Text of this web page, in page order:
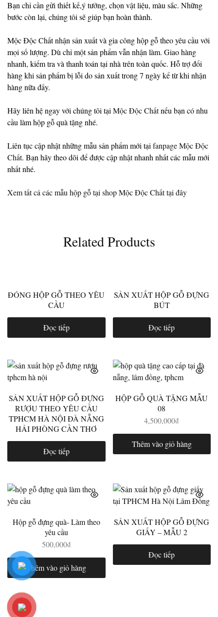
Bạn chỉ cần gửi thiết kế,ý tưởng, chọn vật liệu, màu sắc. Những
bước còn lại, chúng tôi sẽ giúp bạn hoàn thành.
Mộc Độc Chất nhận sản xuất và gia công hộp gỗ theo yêu cầu với
mọi số lượng. Dù chỉ một sản phẩm vẫn nhận làm. Giao hàng
nhanh, kiểm tra và thanh toán tại nhà trên toàn quốc. Hỗ trợ đổi
hàng khi sản phẩm bị lỗi do sản xuất trong 7 ngày kể từ khi nhận
hàng nữa đấy.
Hãy liên hệ ngay với chúng tôi tạiMộc Độc Chấtnếu bạn có nhu
cầu làm hộp gỗ quà tặng nhé.
Liên tục cập nhật những mẫu sản phẩm mới tạifanpage Mộc Độc
Chất. Bạn hãy theo dõi để được cập nhật nhanh nhất các mẫu mới
nhất nhé.
Xem tất cả các mẫu hộp gỗ tại shop Mộc Độc Chất tại đây
Related Products
ĐÓNG HỘP GỖ THEO YÊU
CẦU
Đọc tiếp
SẢN XUẤT HỘP GỖ ĐỰNG
BÚT
Đọc tiếp
SẢN XUẤT HỘP GỖ ĐỰNG
RƯỢU THEO YÊU CẦU
TPHCM HÀ NỘI ĐÀ NẴNG
HẢI PHÒNG CẦN THƠ
Đọc tiếp
HỘP GỖ QUÀ TẶNG MẪU
08
4,500,000₫
Thêm vào giỏ hàng
Hộp gỗ đựng quà- Làm theo
yêu cầu
500,000₫
Thêm vào giỏ hàng
SẢN XUẤT HỘP GỖ ĐỰNG
GIẤY – MẪU 2
Đọc tiếp